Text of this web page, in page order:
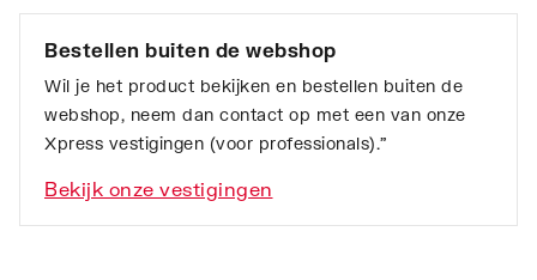
Bestellen buiten de webshop
Wil je het product bekijken en bestellen buiten de
webshop, neem dan contact op met een van onze
Xpress vestigingen (voor professionals).”
Bekijk onze vestigingen